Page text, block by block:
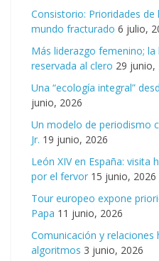
Consistorio: Prioridades de
mundo fracturado 6 julio,
Más liderazgo femenino; la
reservada al clero 29 junio,
Una “ecología integral”
junio, 2026
Un modelo de periodismo
Jr. 19 junio, 2026
León XIV en España: visita
por el fervor 15 junio, 2026
Tour europeo expone
Papa 11 junio, 2026
Comunicación y relaciones
algoritmos 3 junio, 2026